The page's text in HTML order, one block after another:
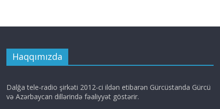
Haqqımızda
Dalğa tele-radio şirkəti 2012-ci ildən etibarən Gürcüstanda Gürcü
və Azərbaycan dillərində fəaliyyət göstərir.